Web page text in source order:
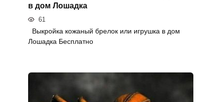
в дом Лошадка
61
Выкройка кожаный брелок или игрушка в дом
Лошадка Бесплатно